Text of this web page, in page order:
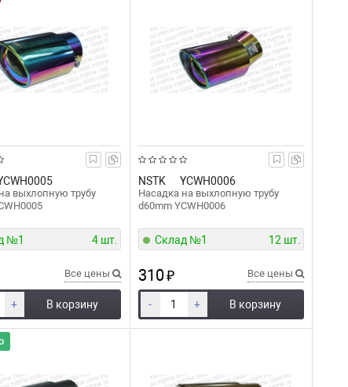
выхлопную трубу
№1 4 шт.
Все цены
+ В корзину
NSTK YCWH0006
Насадка на выхлопную трубу
d60mm YCWH0006
Склад №1 12 шт.
310₽ Все цены
- + В корзину